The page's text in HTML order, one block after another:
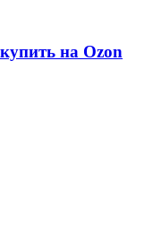
на Ozon